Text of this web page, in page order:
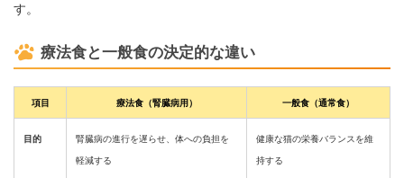
す。
療法食と一般食の決定的な違い
項目 療法食（腎臓病用） 一般食（通常食）
目的
腎臓病の進行を遅らせ、体への負担を
軽減する
健康な猫の栄養バランスを維
持する